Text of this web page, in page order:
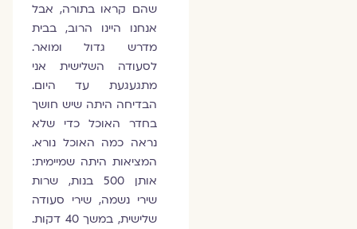
שהם קראו בתורה, אבל
אנחנו היינו הרוב, בבית
מדרש גדול ומואר.
לסעודה השלישית אני
מתגעגעת עד היום.
הבדיחה היתה שיש חושך
בחדר האוכל כדי שלא
נראה כמה האוכל נורא.
המציאות היתה שמיימית:
אותן 500 בנות, שרות
שירי נשמה, שירי סעודה
שלישית, במשך 40 דקות.